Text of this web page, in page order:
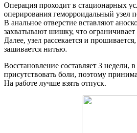
Операция проходит в стационарных
оперирования геморроидальный узел
В анальное отверстие вставляют
захватывают шишку, что
Далее, узел рассекается и
зашивается нитью.
Восстановление составляет 3 недели,
присутствовать боли, поэтому
На работе лучше взять отпуск.